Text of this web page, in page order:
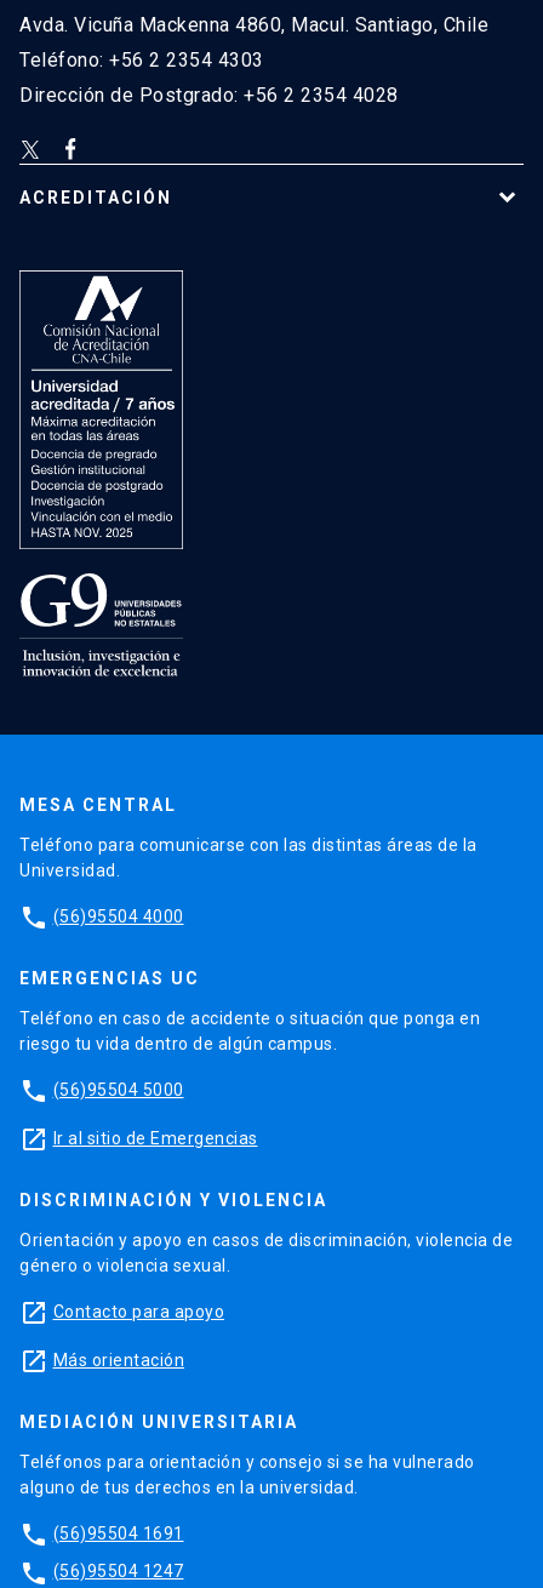
Avda. Vicuña Mackenna 4860, Macul. Santiago, Chile
Teléfono: +56 2 2354 4303
Dirección de Postgrado: +56 2 2354 4028
ACREDITACIÓN
MESA CENTRAL
Teléfono para comunicarse con las distintas áreas de la
Universidad.
phone (56)95504 4000
EMERGENCIAS UC
Teléfono en caso de accidente o situación que ponga en
riesgo tu vida dentro de algún campus.
phone (56)95504 5000
launch Ir al sitio de Emergencias
DISCRIMINACIÓN Y VIOLENCIA
Orientación y apoyo en casos de discriminación, violencia de
género o violencia sexual.
launch Contacto para apoyo
launch Más orientación
MEDIACIÓN UNIVERSITARIA
Teléfonos para orientación y consejo si se ha vulnerado
alguno de tus derechos en la universidad.
phone (56)95504 1691
phone (56)95504 1247